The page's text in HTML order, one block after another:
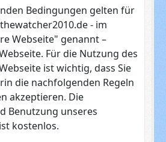
Bedingungen gelten für
- im
Webseite" genannt –
Für die Nutzung des
ist wichtig, dass Sie
die nachfolgenden Regeln
akzeptieren. Die
Benutzung unseres
kostenlos.